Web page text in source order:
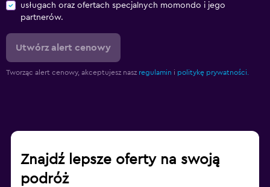
usługach oraz ofertach specjalnych momondo i jego
partnerów.
Utwórz alert cenowy
Tworząc alert cenowy, akceptujesz nasz regulamin i politykę prywatności.
Znajdź lepsze oferty na swoją
podróż